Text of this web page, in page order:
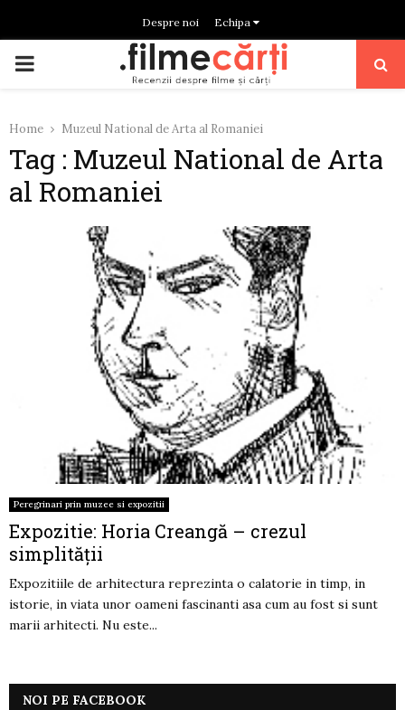
Despre noi Echipa
PRIMARY
Home Muzeul National de Arta al Romaniei
Tag : Muzeul National de Arta
al Romaniei
Peregrinari prin muzee si expozitii
Expozitie: Horia Creangă – crezul
simplităţii
Expozitiile de arhitectura reprezinta o calatorie in timp, in
istorie, in viata unor oameni fascinanti asa cum au fost si sunt
marii arhitecti. Nu este...
NOI PE FACEBOOK